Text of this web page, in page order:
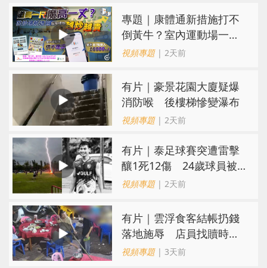
專題｜康體通新措施打不
倒黃牛？室內運動場一場
難求越炒越貴
視頻專題| 2天前
有片｜豪景花園大廈疑爆
消防喉 後樓梯慘變瀑布
視頻專題| 2天前
有片｜泰足球賽突遭雷擊
釀1死12傷 24歲球員被
閃電劈中亡
視頻專題| 2天前
​有片｜雲浮食客結帳扔錢
落地施辱 店員找贖時還
施彼身獲老闆肯定
視頻專題| 3天前